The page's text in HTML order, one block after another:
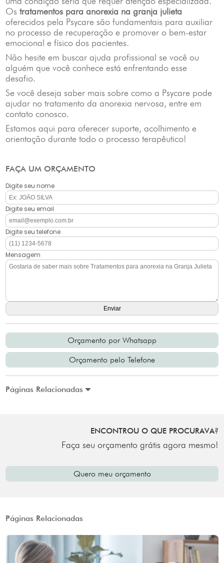
Ostratamentos para anorexia na granja julieta
oferecidos pela Psycare são fundamentais para auxiliar
no processo de recuperação e promover o bem-estar
emocional e físico dos pacientes.
Não hesite em buscar ajuda profissional se você ou
alguém que você conhece está enfrentando esse
desafio.
Se você deseja saber mais sobre como a Psycare pode
ajudar no tratamento da anorexia nervosa, entre em
contato conosco.
Estamos aqui para oferecer suporte, acolhimento e
orientação durante todo o processo terapêutico!
FAÇA UM ORÇAMENTO
Digite seu nome
Digite seu email
Digite seu telefone
Mensagem
Orçamento por Whatsapp
Orçamento pelo Telefone
Páginas Relacionadas
ENCONTROU O QUE PROCURAVA?
Faça seu orçamento grátis agora mesmo!
Quero meu orçamento
Páginas Relacionadas